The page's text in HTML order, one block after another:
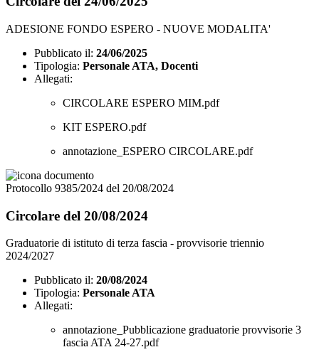
ADESIONE FONDO ESPERO - NUOVE MODALITA'
Pubblicato il: 24/06/2025
Tipologia: Personale ATA, Docenti
Allegati:
CIRCOLARE ESPERO MIM.pdf
KIT ESPERO.pdf
annotazione_ESPERO CIRCOLARE.pdf
Protocollo 9385/2024 del 20/08/2024
Circolare del 20/08/2024
Graduatorie di istituto di terza fascia - provvisorie triennio
2024/2027
Pubblicato il: 20/08/2024
Tipologia: Personale ATA
Allegati:
annotazione_Pubblicazione graduatorie provvisorie 3
fascia ATA 24-27.pdf